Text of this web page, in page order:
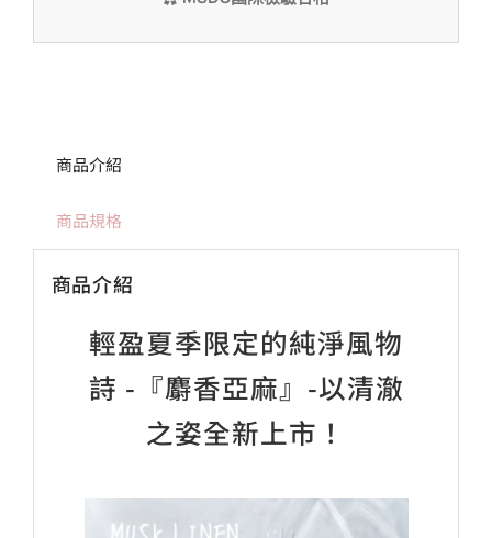
商品介紹
商品規格
商品介紹
輕盈夏季限定的純淨風物
詩 -『麝香亞麻』-以清澈
之姿全新上市！